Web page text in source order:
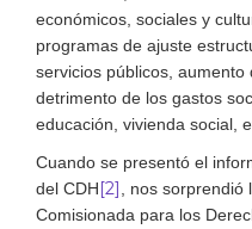
económicos, sociales y
programas de ajuste
servicios públicos, aumento
detrimento de los gastos
educación, vivienda social,
Cuando se presentó el
del CDH[2]
, nos
Comisionada para los